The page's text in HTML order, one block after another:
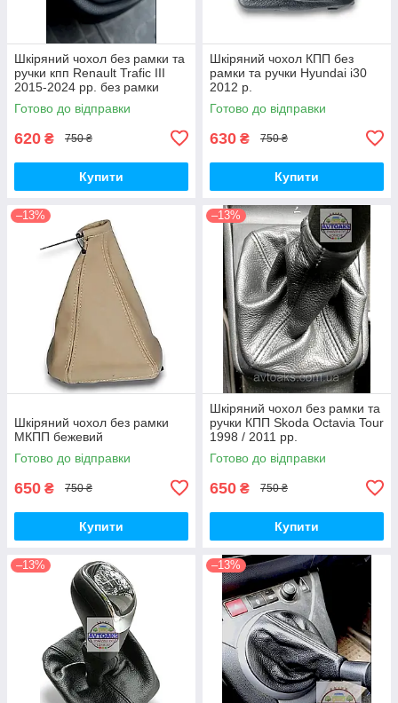
Шкіряний чохол без рамки та
ручки кпп Renault Trafic ІІІ
2015-2024 рр. без рамки
шкіра
Готово до відправки
620 ₴ 750 ₴
Купити
Шкіряний чохол КПП без
рамки та ручки Hyundai i30
2012 р.
Готово до відправки
630 ₴ 750 ₴
Купити
–13%
Шкіряний чохол без рамки
МКПП бежевий
Готово до відправки
650 ₴ 750 ₴
Купити
–13%
Шкіряний чохол без рамки та
ручки КПП Skoda Octavia Tour
1998 / 2011 рр.
Готово до відправки
650 ₴ 750 ₴
Купити
–13% –13%